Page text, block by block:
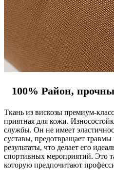
100% Район,
Ткань из вискозы премиум-
приятная для кожи.
службы. Он не имеет
суставы, предотвращает
результаты, что делает его
спортивных мероприятий. Это
которую предпочитают